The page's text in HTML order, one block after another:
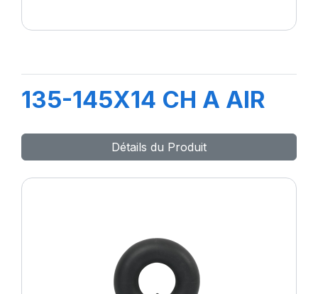
135-145X14 CH A AIR
Détails du Produit